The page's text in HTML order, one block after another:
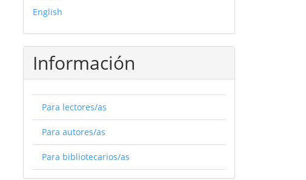
English
Información
Para lectores/as
Para autores/as
Para bibliotecarios/as